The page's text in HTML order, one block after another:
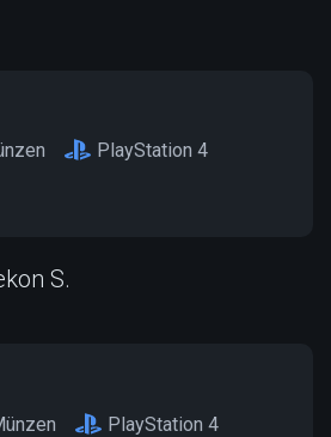
PlayStation 4
S.
PlayStation 4